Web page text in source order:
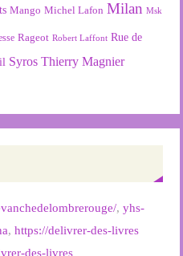
Mango Michel Lafon Milan Msk
Rageot Robert Laffont Rue de
Syros Thierry Magnier
,yhs-
,https://delivrer-des-livres
des-livres